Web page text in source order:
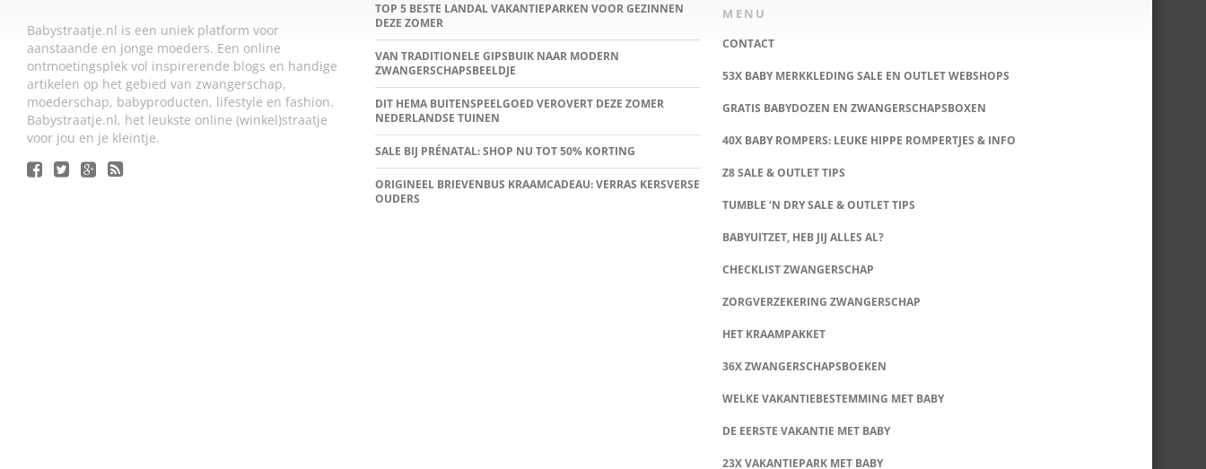
Babystraatje.nl is een uniek platform voor
aanstaande en jonge moeders. Een online
ontmoetingsplek vol inspirerende blogs en handige
artikelen op het gebied van zwangerschap,
moederschap, babyproducten, lifestyle en fashion.
Babystraatje.nl, het leukste online (winkel)straatje
voor jou en je kleintje.
TOP 5 BESTE LANDAL VAKANTIEPARKEN VOOR GEZINNEN
DEZE ZOMER
VAN TRADITIONELE GIPSBUIK NAAR MODERN
ZWANGERSCHAPSBEELDJE
DIT HEMA BUITENSPEELGOED VEROVERT DEZE ZOMER
NEDERLANDSE TUINEN
SALE BIJ PRÉNATAL: SHOP NU TOT 50% KORTING
ORIGINEEL BRIEVENBUS KRAAMCADEAU: VERRAS KERSVERSE
OUDERS
MENU
CONTACT
53X BABY MERKKLEDING SALE EN OUTLET WEBSHOPS
GRATIS BABYDOZEN EN ZWANGERSCHAPSBOXEN
40X BABY ROMPERS: LEUKE HIPPE ROMPERTJES & INFO
Z8 SALE & OUTLET TIPS
TUMBLE ‘N DRY SALE & OUTLET TIPS
BABYUITZET, HEB JIJ ALLES AL?
CHECKLIST ZWANGERSCHAP
ZORGVERZEKERING ZWANGERSCHAP
HET KRAAMPAKKET
36X ZWANGERSCHAPSBOEKEN
WELKE VAKANTIEBESTEMMING MET BABY
DE EERSTE VAKANTIE MET BABY
23X VAKANTIEPARK MET BABY